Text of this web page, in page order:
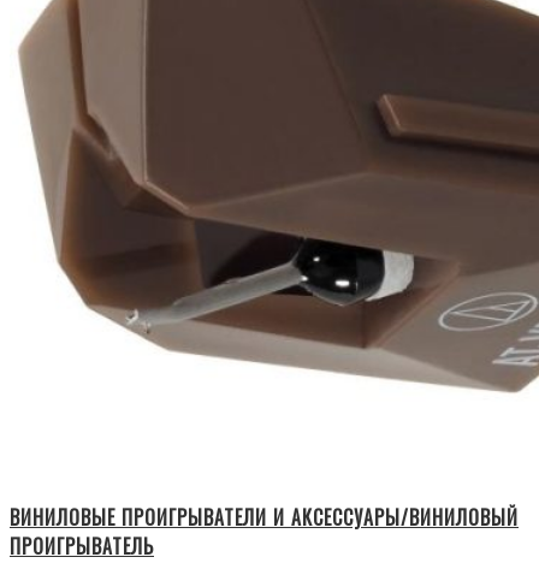
ВИНИЛОВЫЕ ПРОИГРЫВАТЕЛИ И АКСЕССУАРЫ/ВИНИЛОВЫЙ
ПРОИГРЫВАТЕЛЬ